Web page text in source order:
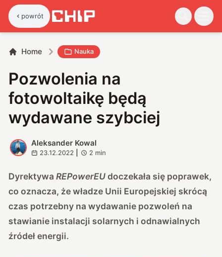
powrót
Home Nauka
Pozwolenia na
fotowoltaikę będą
wydawane szybciej
A
Aleksander Kowal
23.12.2022 2 min
DyrektywaREPowerEUdoczekała się poprawek,
co oznacza, że władze Unii Europejskiej skrócą
czas potrzebny na wydawanie pozwoleń na
stawianie instalacji solarnych i odnawialnych
źródeł energii.